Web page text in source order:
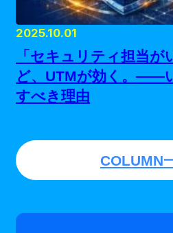
2025.10.01
「セキュリティ担当が
ど、UTMが効く。——
すべき理由
COLUMN